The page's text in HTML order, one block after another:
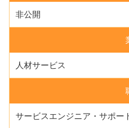
非公開
人材サービス
サービスエンジニア・サポー